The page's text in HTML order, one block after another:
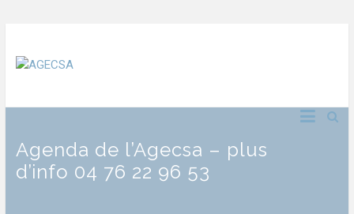
Agenda de l’Agecsa – plus
d’info 04 76 22 96 53